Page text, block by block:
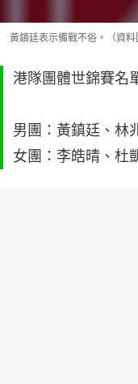
黃鎮廷表示備戰不俗。（資料
港隊團體世錦賽名
男團：黃鎮廷、林
女團：李皓晴、杜